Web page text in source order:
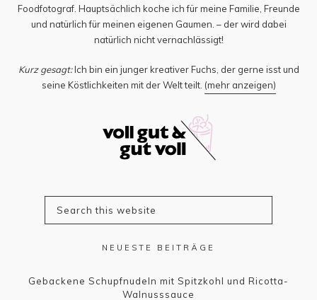
Foodfotograf. Hauptsächlich koche ich für meine Familie, Freunde
und natürlich für meinen eigenen Gaumen. – der wird dabei
natürlich nicht vernachlässigt!
Kurz gesagt:Ich bin ein junger kreativer Fuchs, der gerne isst und
seine Köstlichkeiten mit der Welt teilt. (mehr anzeigen)
NEUESTE BEITRÄGE
Gebackene Schupfnudeln mit Spitzkohl und Ricotta-
Walnusssauce